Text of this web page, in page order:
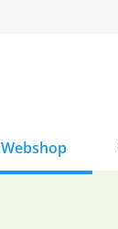
Webshop